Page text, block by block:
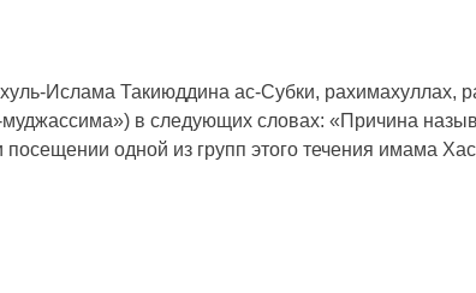
Ислама Такиюддина ас-Субки, рахимахуллах,
в следующих словах: «Причина
одной из групп этого течения имама